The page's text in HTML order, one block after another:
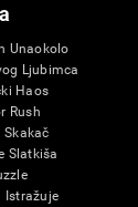
Unaokolo
Ljubimca
Haos
Rush
Skakač
Slatkiša
Istražuje